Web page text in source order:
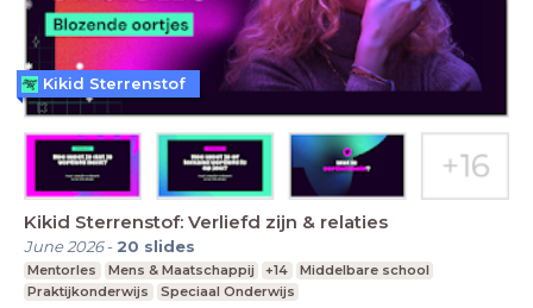
Kikid Sterrenstof: Verliefd zijn & relaties
June 2026- 20 slides
Mentorles Mens & Maatschappij +14
Middelbare school
Praktijkonderwijs
Speciaal Onderwijs
Kikid Sterrenstof